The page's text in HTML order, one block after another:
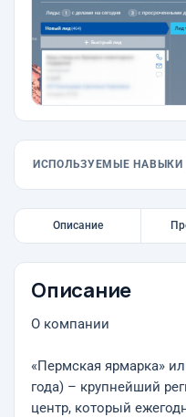
ИСПОЛЬЗУЕМЫЕ НАВЫКИ
Описание
Описание
О компании
«Пермская ярмарка»
года) – крупнейший
центр, который